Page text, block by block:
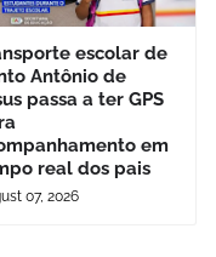
escolar de
Antônio de
passa a ter GPS
em
real dos pais
07, 2026